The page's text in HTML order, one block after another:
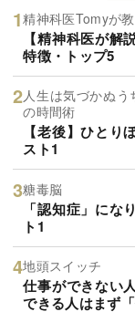
精神科医Tomyが
【精神科医が解
特徴・トップ5
人生は気づかぬ
の時間術
【老後】ひとり
スト1
糖毒脳
「認知症」にな
ト1
地頭スイッチ
仕事ができない
できる人はまず